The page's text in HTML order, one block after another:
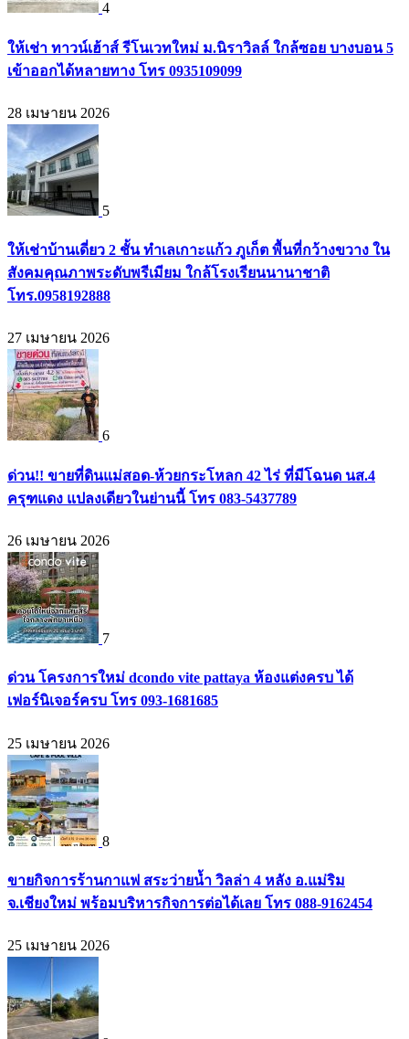
4
ให้เช่า ทาวน์เฮ้าส์ รีโนเวทใหม่ ม.นิราวิลล์ ใกล้ซอย บางบอน 5
เข้าออกได้หลายทาง โทร 0935109099
28 เมษายน 2026
5
ให้เช่าบ้านเดี่ยว 2 ชั้น ทำเลเกาะแก้ว ภูเก็ต พื้นที่กว้างขวาง ใน
สังคมคุณภาพระดับพรีเมียม ใกล้โรงเรียนนานาชาติ
โทร.0958192888
27 เมษายน 2026
6
ด่วน!! ขายที่ดินแม่สอด-ห้วยกระโหลก 42 ไร่ ที่มีโฉนด นส.4
ครุฑแดง แปลงเดียวในย่านนี้ โทร 083-5437789
26 เมษายน 2026
7
ด่วน โครงการใหม่ dcondo vite pattaya ห้องแต่งครบ ได้
เฟอร์นิเจอร์ครบ โทร 093-1681685
25 เมษายน 2026
8
ขายกิจการร้านกาแฟ สระว่ายน้ำ วิลล่า 4 หลัง อ.แม่ริม
จ.เชียงใหม่ พร้อมบริหารกิจการต่อได้เลย โทร 088-9162454
25 เมษายน 2026